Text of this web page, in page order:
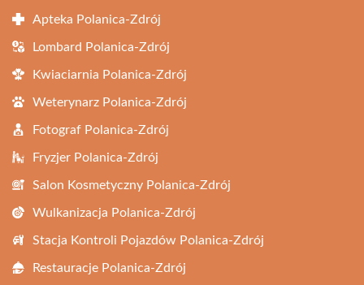
Apteka Polanica-Zdrój
Lombard Polanica-Zdrój
Kwiaciarnia Polanica-Zdrój
Weterynarz Polanica-Zdrój
Fotograf Polanica-Zdrój
Fryzjer Polanica-Zdrój
Salon Kosmetyczny Polanica-Zdrój
Wulkanizacja Polanica-Zdrój
Stacja Kontroli Pojazdów Polanica-Zdrój
Restauracje Polanica-Zdrój